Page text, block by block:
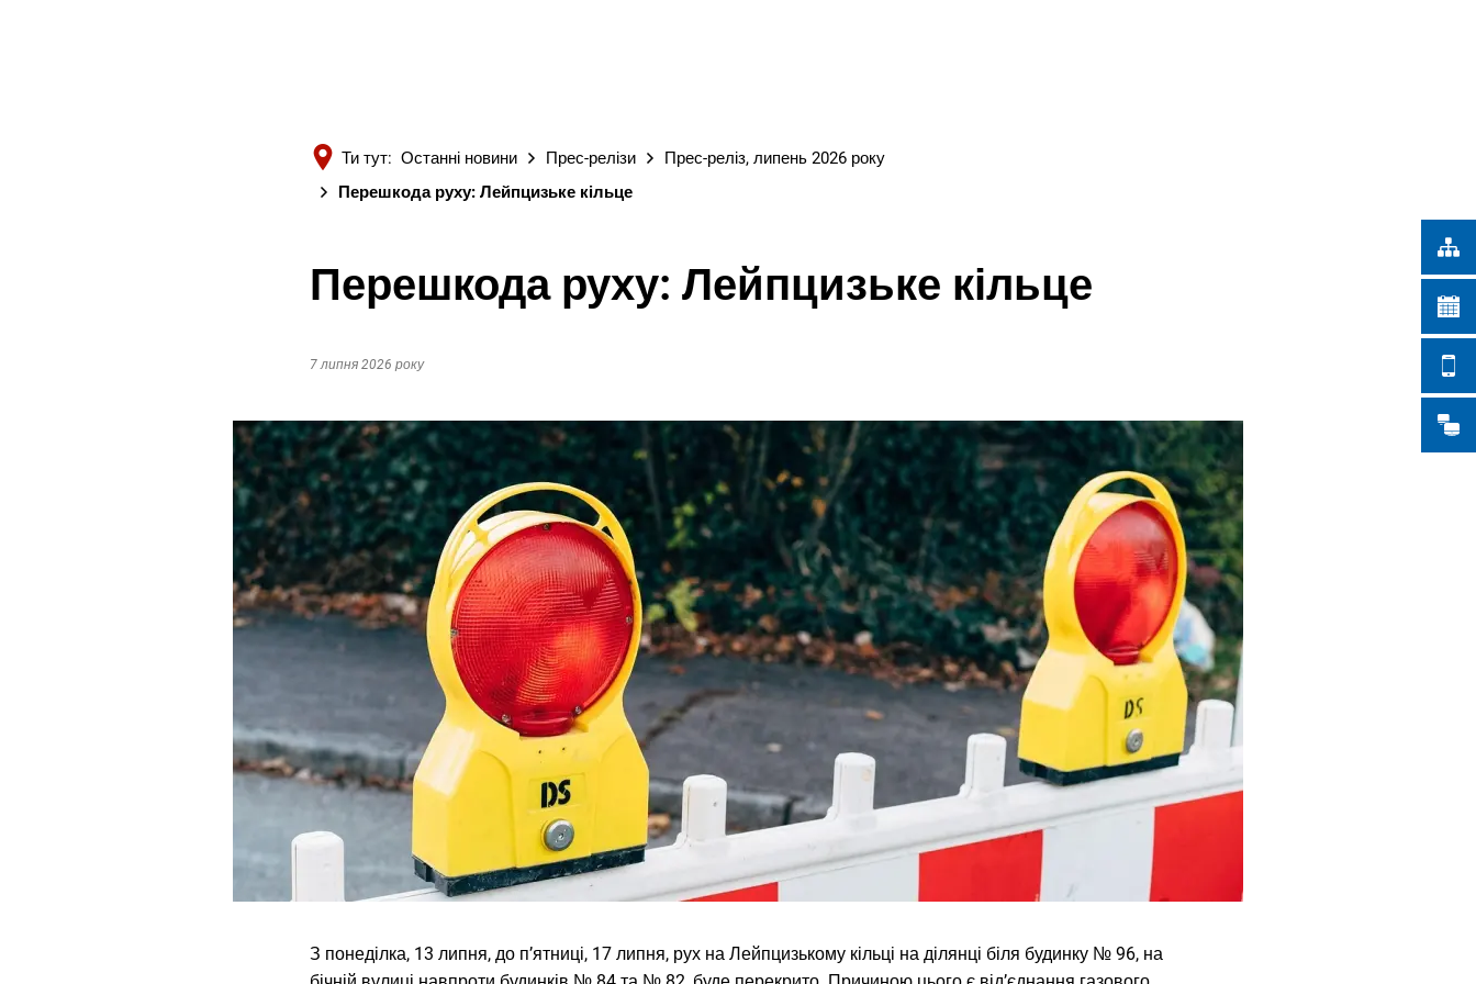
Ти тут: Останні новини Прес-релізи
Прес-реліз, липень 2026 року
Перешкода руху: Лейпцизьке кільце
Перешкода руху: Лейпцизьке кільце
7 липня 2026 року
З понеділка, 13 липня, до п’ятниці, 17 липня, рух на Лейпцизькому кільці на ділянці біля будинку № 96, на